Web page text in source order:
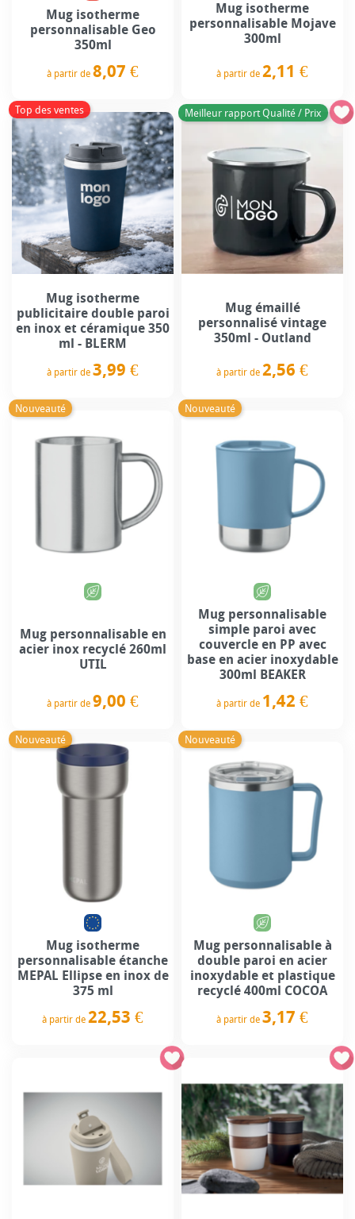
Mug isotherme
personnalisable Geo
350ml
à partir de 8,07 €
Mug isotherme
personnalisable Mojave
300ml
à partir de 2,11 €
Top des ventes
Mug isotherme
publicitaire double paroi
en inox et céramique 350
ml - BLERM
à partir de 3,99 €
Meilleur rapport Qualité / Prix
Mug émaillé
personnalisé vintage
350ml - Outland
à partir de 2,56 €
Nouveauté
Mug personnalisable en
acier inox recyclé 260ml
UTIL
à partir de 9,00 €
Nouveauté
Mug personnalisable
simple paroi avec
couvercle en PP avec
base en acier inoxydable
300ml BEAKER
à partir de 1,42 €
Nouveauté
Mug isotherme
personnalisable étanche
MEPAL Ellipse en inox de
375 ml
à partir de 22,53 €
Nouveauté
Mug personnalisable à
double paroi en acier
inoxydable et plastique
recyclé 400ml COCOA
à partir de 3,17 €